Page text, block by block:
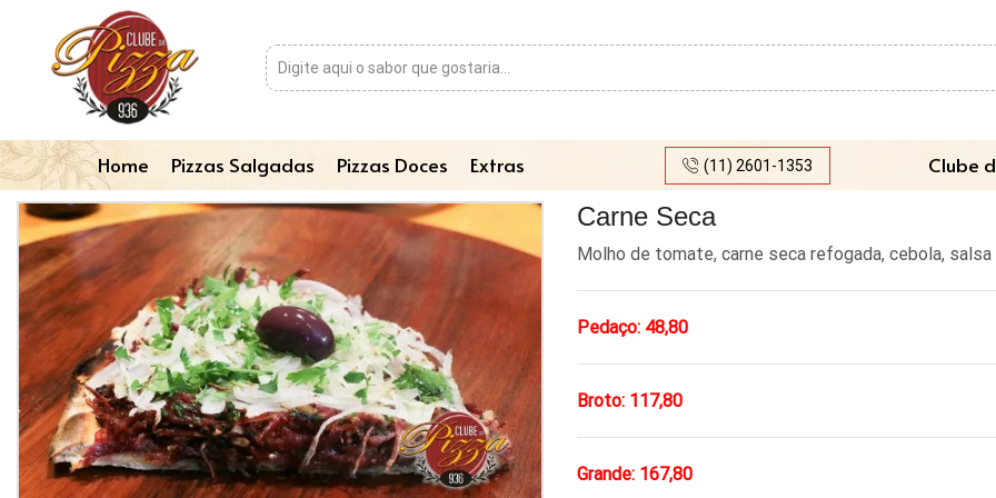
Home Pizzas Salgadas Pizzas Doces Extras (11) 2601-1353 Clube
Carne Seca
Molho de tomate, carne seca refogada, cebola,
Pedaço: 48,80
Broto: 117,80
Grande: 167,80